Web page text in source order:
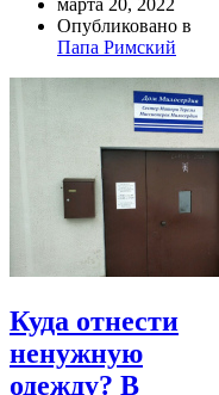
Опубликовано в
Папа Римский
Куда отнести
ненужную
одежду? В